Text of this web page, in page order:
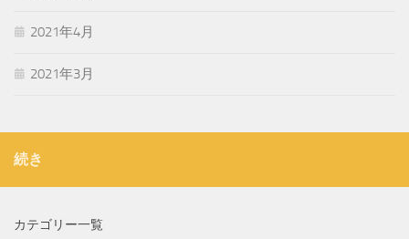
2021年4月
2021年3月
続き
カテゴリー一覧